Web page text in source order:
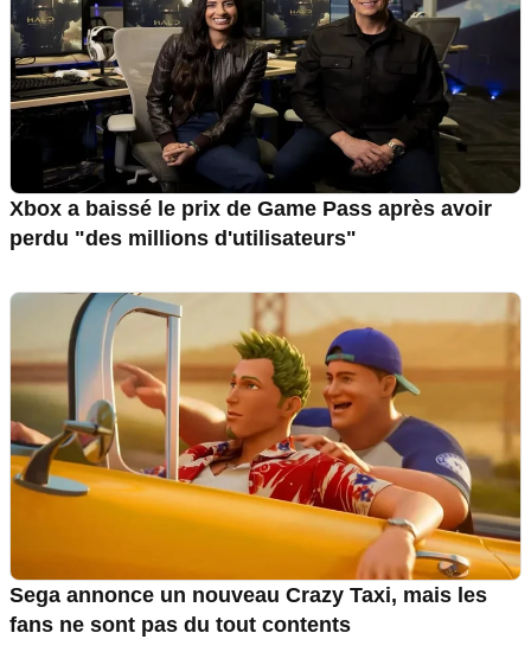
Xbox a baissé le prix de Game Pass après avoir
perdu "des millions d'utilisateurs"
Sega annonce un nouveau Crazy Taxi, mais les
fans ne sont pas du tout contents